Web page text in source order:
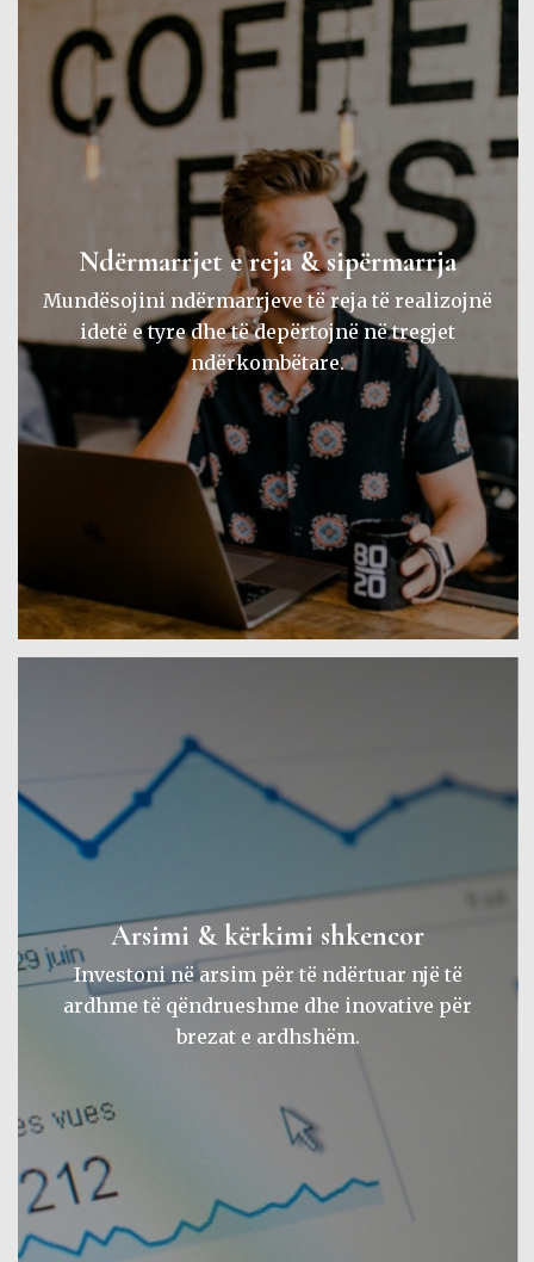
Ndërmarrjet e reja & sipërmarrja
Mundësojini ndërmarrjeve të reja të realizojnë
idetë e tyre dhe të depërtojnë në tregjet
ndërkombëtare.
Arsimi & kërkimi shkencor
Investoni në arsim për të ndërtuar një të
ardhme të qëndrueshme dhe inovative për
brezat e ardhshëm.